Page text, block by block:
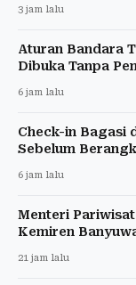
3 jam lalu
Aturan Bandara
Dibuka Tanpa
6 jam lalu
Check-in Bagasi
Sebelum
6 jam lalu
Menteri
Kemiren
21 jam lalu